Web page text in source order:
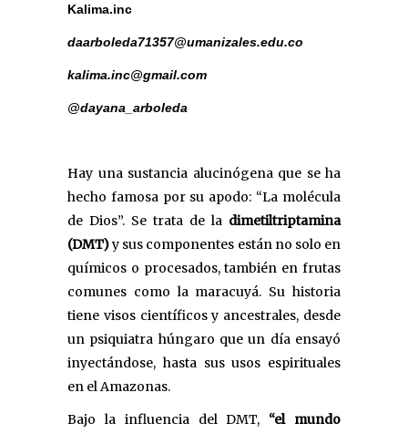
Kalima.inc
daarboleda71357@umanizales.edu.co
kalima.inc@gmail.com
@dayana_arboleda
Hay una sustancia alucinógena que se ha
hecho famosa por su apodo: “La molécula
de Dios”. Se trata de la dimetiltriptamina
(DMT)y sus componentes están no solo en
químicos o procesados, también en frutas
comunes como la maracuyá. Su historia
tiene visos científicos y ancestrales, desde
un psiquiatra húngaro que un día ensayó
inyectándose, hasta sus usos espirituales
en el Amazonas.
Bajo la influencia del DMT, “el mundo